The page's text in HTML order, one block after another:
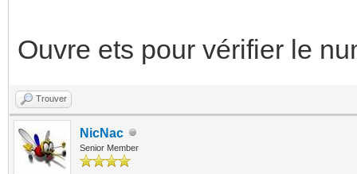
Ouvre ets pour vérifier le
Trouver
NicNac
Senior Member